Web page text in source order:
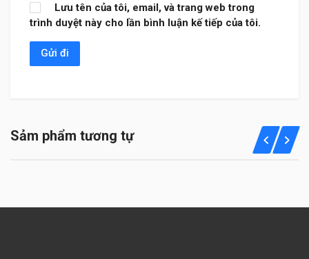
Lưu tên của tôi, email, và trang web trong
trình duyệt này cho lần bình luận kế tiếp của tôi.
Sảm phẩm tương tự